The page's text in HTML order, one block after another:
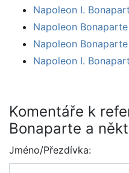
Napoleon I.
Napoleon
Napoleon
Napoleon I.
Komentáře k
Bonaparte a
Jméno/Přezdívka: